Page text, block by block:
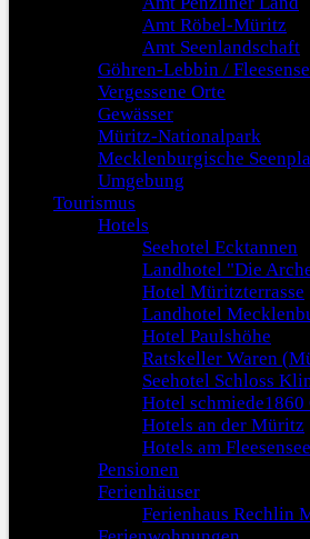
Amt Röbel-Müritz
Amt Seenlandschaft
Göhren-Lebbin /
Vergessene Orte
Gewässer
Müritz-Nationalpark
Mecklenburgische
Umgebung
Tourismus
Hotels
Seehotel Ecktannen
Landhotel "Die
Hotel Müritzterrasse
Landhotel
Hotel Paulshöhe
Ratskeller Waren
Seehotel Schloss
Hotel
Hotels an der Müritz
Hotels am Fleesensee
Pensionen
Ferienhäuser
Ferienhaus Rechlin